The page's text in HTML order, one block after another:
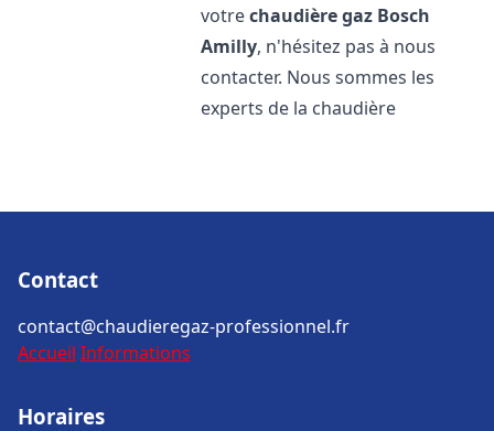
votrechaudière gaz Bosch
Amilly, n'hésitez pas à nous
contacter. Nous sommes les
experts de la chaudière
Contact
contact@chaudieregaz-professionnel.fr
Accueil Informations
Horaires